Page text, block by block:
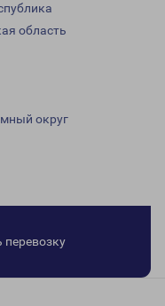
область
округ
перевозку